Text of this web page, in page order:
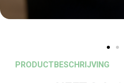
PRODUCTBESCHRIJVING